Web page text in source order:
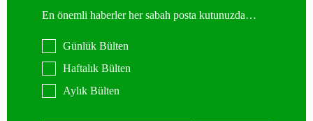
En önemli haberler her sabah posta kutunuzda…
Günlük Bülten
Haftalık Bülten
Aylık Bülten